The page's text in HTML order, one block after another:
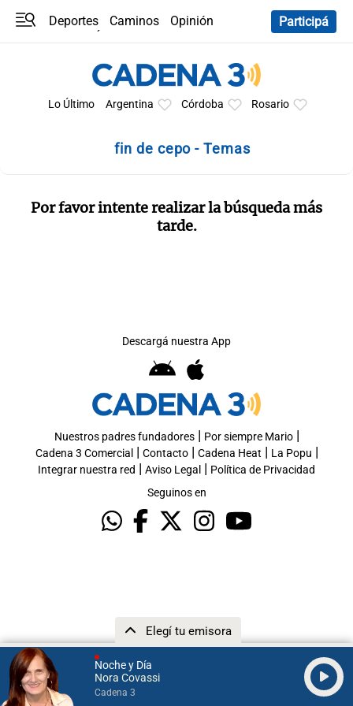
Noche y Día
Nora Covassi
Cadena 3
Elegí tu emisora
Deportes Caminos
Opinión
Participá
Lo Último Argentina Córdoba Rosario
fin de cepo - Temas
Por favor intente realizar la búsqueda más
tarde.
Descargá nuestra App
Nuestros padres fundadores| Por siempre Mario|
Cadena 3 Comercial | Contacto| Cadena Heat | La Popu |
Integrar nuestra red | Aviso Legal | Política de Privacidad
Seguinos en